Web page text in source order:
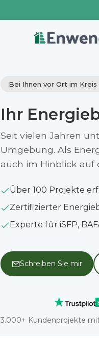
Bei Ihnen vor Ort im
Ihr
Seit vielen Jahren
Umgebung. Als
auch im Hinblick auf
Über 100 Projekte
Zertifizierter
Experte für iSFP,
Schreiben Sie mir
3.000+ Kundenprojekte